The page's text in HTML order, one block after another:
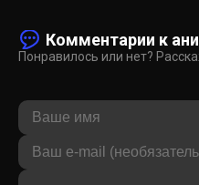
Комментарии к
Понравилось или нет?